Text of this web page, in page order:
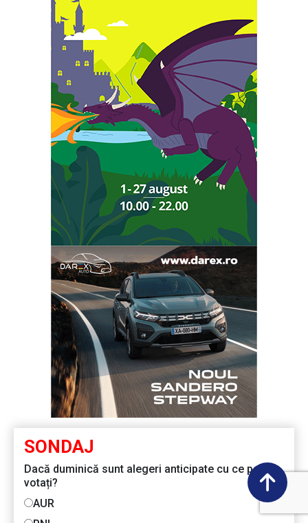
SONDAJ
Dacă duminică sunt alegeri anticipate cu ce partid
votați?
AUR